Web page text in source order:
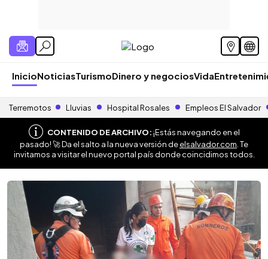
InicioNoticiasTurismoDinero y negociosVida
Terremotos Lluvias Hospital Rosales Empleos El Salvador
CONTENIDO DE ARCHIVO:¡Estás navegando en el
pasado! 🚀 Da el salto a la nueva versión deelsalvador.com . Te
invitamos a visitar el nuevo portal país donde coincidimos todos.